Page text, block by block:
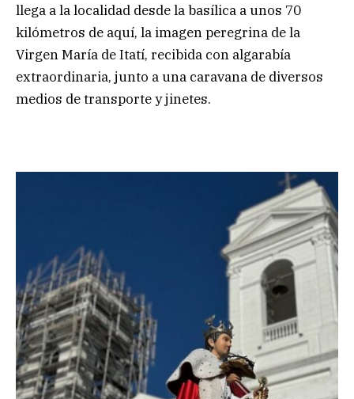
llega a la localidad desde la basílica a unos 70
kilómetros de aquí, la imagen peregrina de la
Virgen María de Itatí, recibida con algarabía
extraordinaria, junto a una caravana de diversos
medios de transporte y jinetes.